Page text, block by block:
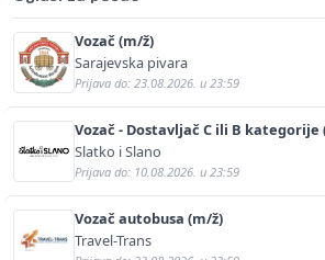
Vozač (m/ž)
Sarajevska pivara
Prijava do: 23.08.2026. u 23:59
Vozač - Dostavljač C ili B kategorije
Slatko i Slano
Prijava do: 10.08.2026. u 23:59
Vozač autobusa (m/ž)
Travel-Trans